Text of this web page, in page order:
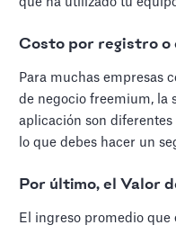
Costo por registro o
Para muchas empresas
de negocio freemium, la
aplicación son
lo que debes hacer un
Por último, elValor
El ingreso promedio que